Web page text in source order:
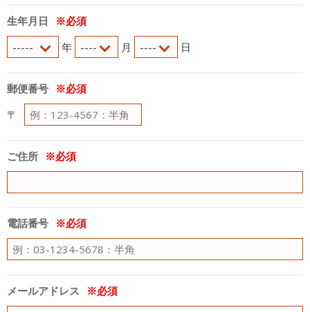
生年月日
年
月 日
郵便番号
〒
ご住所
電話番号
メールアドレス